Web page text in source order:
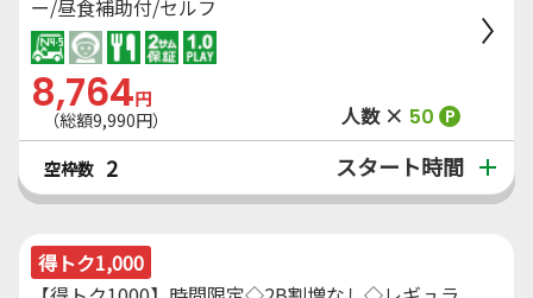
ー/昼食補助付/セルフ
8,764円
（総額9,990円）
人数 × 50 P
空枠数 2 スタート時間
得トク1,000